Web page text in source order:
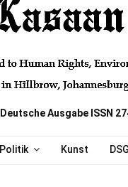
Deutsche Ausgabe ISSN
Politik Kunst